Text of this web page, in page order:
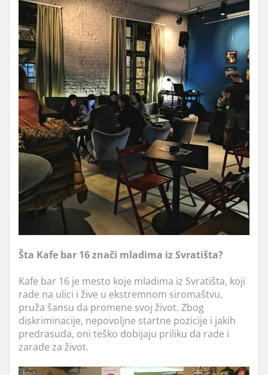
Šta Kafe bar 16 znači mladima iz Svratišta?
Kafe bar 16 je mesto koje mladima iz Svratišta, koji
rade na ulici i žive u ekstremnom siromaštvu,
pruža šansu da promene svoj život. Zbog
diskriminacije, nepovoljne startne pozicije i jakih
predrasuda, oni teško dobijaju priliku da rade i
zarade za život.